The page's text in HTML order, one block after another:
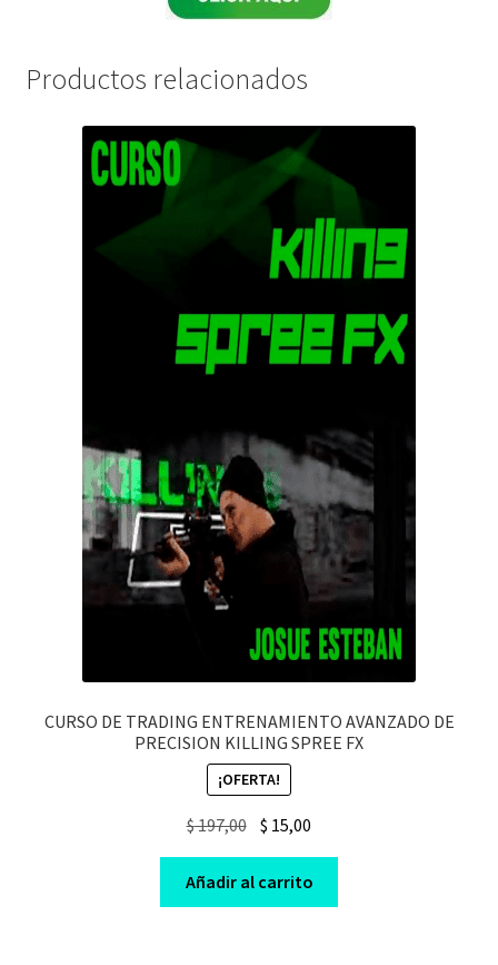
Productos relacionados
CURSO DE TRADING ENTRENAMIENTO AVANZADO DE
PRECISION KILLING SPREE FX
¡OFERTA!
$197,00 Original
price
was:
$ 197,00.
$ 15,00
price
is:
$ 15,00.
Añadir al carrito